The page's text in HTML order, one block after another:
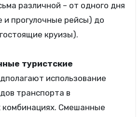
различной – от одного дня
и прогулочные рейсы) до
круизы).
туристские
использование
транспорта в
комбинациях. Смешанные